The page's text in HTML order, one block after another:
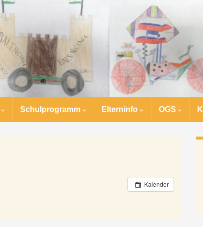
Schulprogramm Elterninfo OGS
Kalender